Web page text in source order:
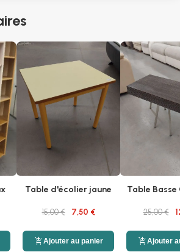
Table d'écolier jaune
15,00 € 7,50 €
add_shopping_cartAjouter au panier
Table
25,00 €
add_shopping_cartAjouter